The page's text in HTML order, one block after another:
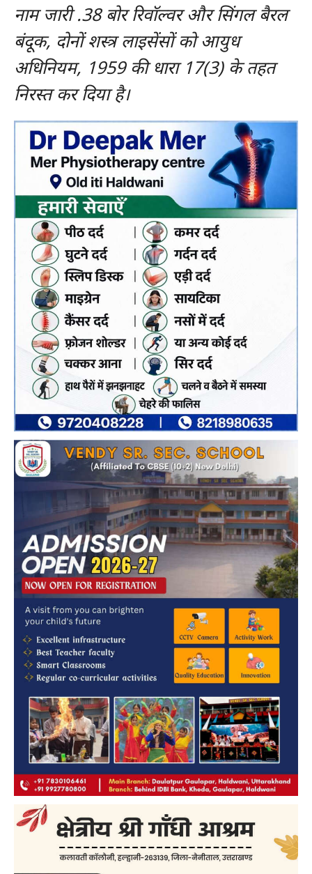
नाम जारी .38 बोर रिवॉल्वर और सिंगल बैरल
बंदूक, दोनों शस्त्र लाइसेंसों को आयुध
अधिनियम, 1959 की धारा 17(3) के तहत
निरस्त कर दिया है।